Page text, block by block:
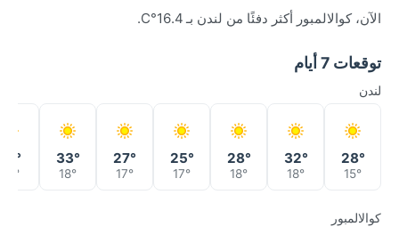
الآن، كوالالمبور أكثر دفئًا من لندن بـ 16.4°C.
توقعات 7 أيام
لندن
28°
15°
32°
18°
28°
18°
25°
17°
27°
17°
33°
18°
31°
21°
كوالالمبور